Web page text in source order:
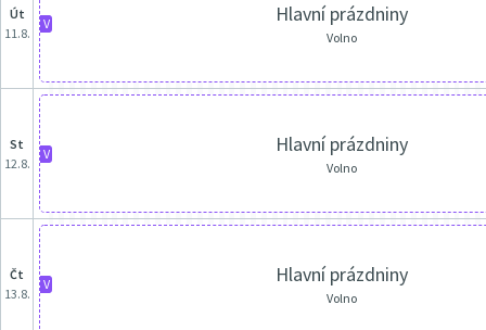
út
11.8.
V Hlavní prázdniny
Volno
st
12.8.
V Hlavní prázdniny
Volno
čt
13.8.
V Hlavní prázdniny
Volno